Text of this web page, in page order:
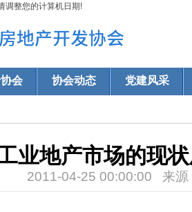
整您的计算机日期!
会 协会动态 党建风采
业地产市场的现
2011-04-25 00:00:00 来源